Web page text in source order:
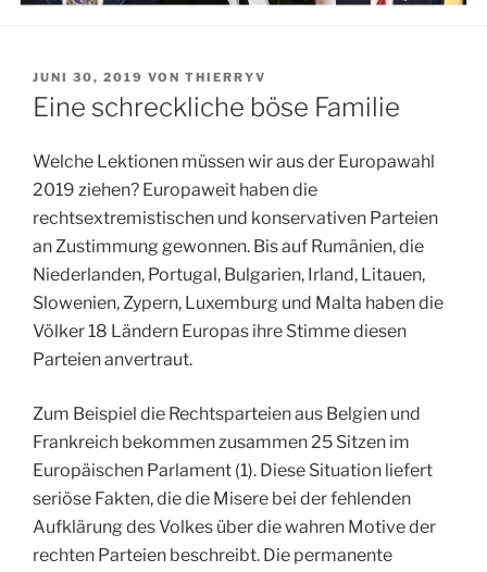
VERÖFFENTLICHT
AM
JUNI 30, 2019 VON THIERRYV
Eine schreckliche böse Familie
Welche Lektionen müssen wir aus der Europawahl
2019 ziehen? Europaweit haben die
rechtsextremistischen und konservativen Parteien
an Zustimmung gewonnen. Bis auf Rumänien, die
Niederlanden, Portugal, Bulgarien, Irland, Litauen,
Slowenien, Zypern, Luxemburg und Malta haben die
Völker 18 Ländern Europas ihre Stimme diesen
Parteien anvertraut.
Zum Beispiel die Rechtsparteien aus Belgien und
Frankreich bekommen zusammen 25 Sitzen im
Europäischen Parlament (1). Diese Situation liefert
seriöse Fakten, die die Misere bei der fehlenden
Aufklärung des Volkes über die wahren Motive der
rechten Parteien beschreibt. Die permanente